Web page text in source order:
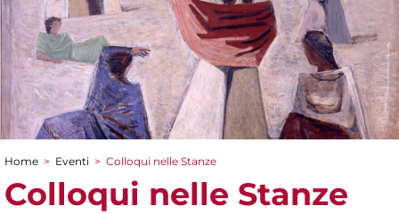
Tu sei qui
Home > Eventi > Colloqui nelle Stanze
Colloqui nelle Stanze